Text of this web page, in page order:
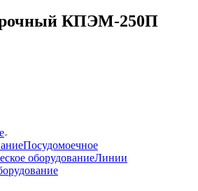
КПЭМ-250П
Посудомоечное
оборудованиеЛинии